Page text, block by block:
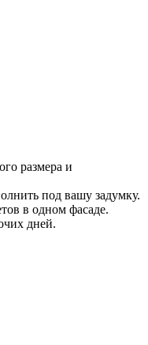
размера и
под вашу задумку.
в одном фасаде.
дней.